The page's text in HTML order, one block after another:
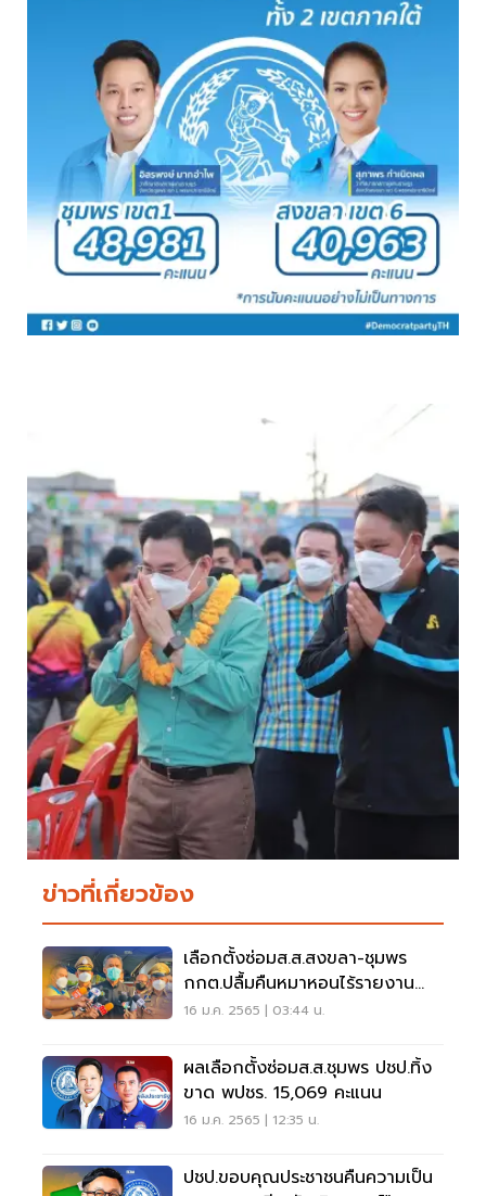
ข่าวที่เกี่ยวข้อง
เลือกตั้งซ่อมส.ส.สงขลา-ชุมพร
กกต.ปลื้มคืนหมาหอนไร้รายงาน
ทุจริต
16 ม.ค. 2565 | 03:44 น.
ผลเลือกตั้งซ่อมส.ส.ชุมพร ปชป.ทิ้ง
ขาด พปชร. 15,069 คะแนน
16 ม.ค. 2565 | 12:35 น.
ปชป.ขอบคุณประชาชนคืนความเป็น